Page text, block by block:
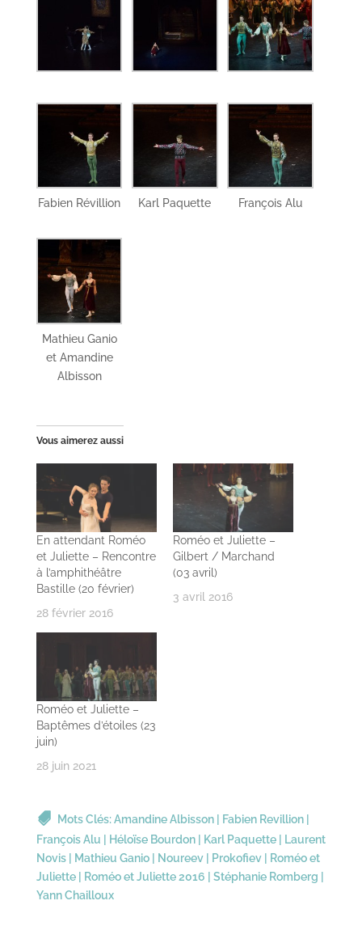
Fabien Révillion Karl Paquette François Alu
Mathieu Ganio
et Amandine
Albisson
Vous aimerez aussi
En attendant Roméo
et Juliette – Rencontre
à l’amphithéâtre
Bastille (20 février)
28 février 2016
Roméo et Juliette –
Gilbert / Marchand
(03 avril)
3 avril 2016
Roméo et Juliette –
Baptêmes d’étoiles (23
juin)
28 juin 2021
Mots Clés:Amandine Albisson| Fabien Revillion|
François Alu
Héloïse Bourdon| Karl Paquette|
Laurent
Novis| Mathieu Ganio| Noureev| Prokofiev|
Roméo et
Juliette| Roméo et Juliette 2016 Stéphanie Romberg
Yann Chailloux